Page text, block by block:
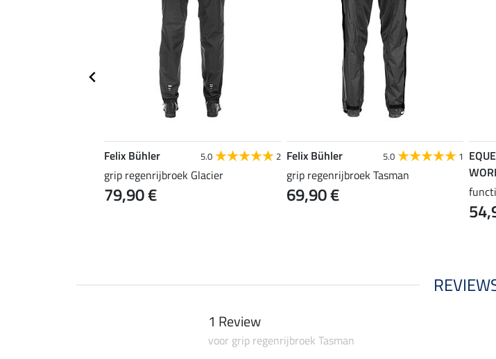
Felix Bühler 5.0 2
grip regenrijbroek Glacier
79,90 €
Felix Bühler 5.0 1
grip regenrijbroek Tasman
69,90 €
1 Review
voor grip regenrijbroek Tasman